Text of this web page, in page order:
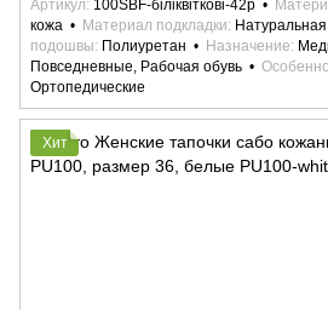
Артикул 100SBF-біліквіткові-42р
кожа
Материал подкладки
подошвы
Полиуретан Назначение
Повседневные, Рабочая обувь
Ортопедические
Хит